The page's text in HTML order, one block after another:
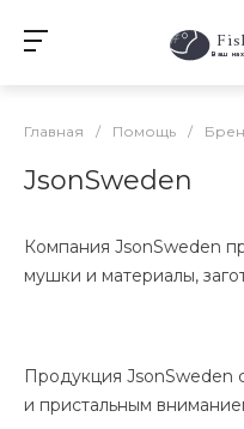
Ваш
Главная / Помощь /
JsonSweden
Компания JsonSweden
мушки и материалы,
Продукция JsonSweden
и пристальным